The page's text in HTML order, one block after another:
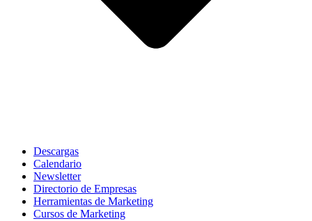
Descargas
Calendario
Newsletter
Directorio de Empresas
Herramientas de Marketing
Cursos de Marketing